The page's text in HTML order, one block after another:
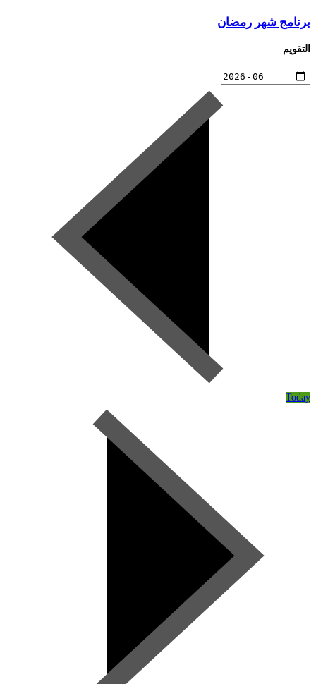
برنامج شهر رمضان
التقويم
Today